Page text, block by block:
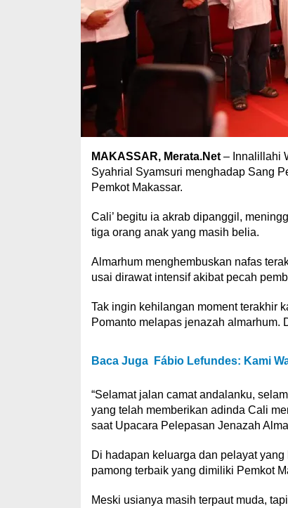
MAKASSAR, Merata.Net– Innalillahi
Syahrial Syamsuri menghadap Sang
Pemkot Makassar.
Cali’ begitu ia akrab dipanggil,
tiga orang anak yang masih belia.
Almarhum menghembuskan nafas
usai dirawat intensif akibat pecah
Tak ingin kehilangan moment terakhir
Pomanto melapas jenazah almarhum.
Baca Juga Fábio Lefundes: Kami
“Selamat jalan camat andalanku,
yang telah memberikan adinda Cali
saat Upacara Pelepasan Jenazah
Di hadapan keluarga dan pelayat
pamong terbaik yang dimiliki Pemkot
Meski usianya masih terpaut muda,